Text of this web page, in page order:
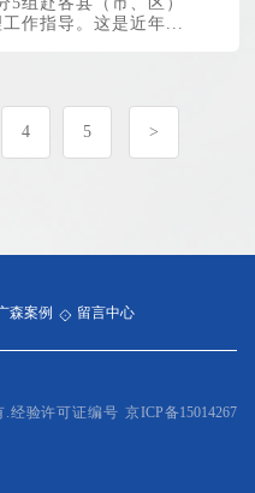
作指导。这是近年...
4 5 >
森案例 留言中心
.经验许可证编号 京ICP备15014267